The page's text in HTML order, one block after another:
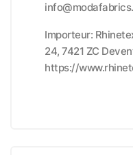
Importeur:
24, 7421 ZC
https://